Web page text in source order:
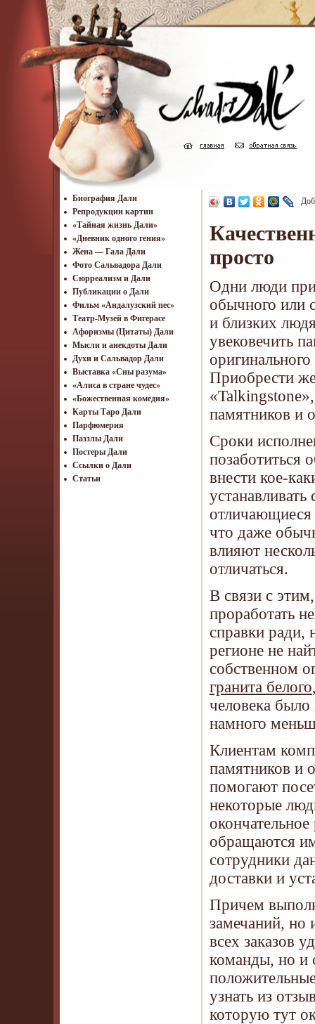
Биография Дали
Репродукции картин
«Тайная жизнь Дали»
«Дневник одного гения»
Жена — Гала Дали
Фото Сальвадора Дали
Cюрреализм и Дали
Публикации о Дали
Фильм «Андалузский пес»
Театр-Музей в Фигерасе
Афоризмы (Цитаты) Дали
Мысли и анекдоты Дали
Духи и Сальвадор Дали
Выставка «Сны разума»
«Алиса в стране чудес»
«Божественная комедия»
Карты Таро Дали
Парфюмерия
Паззлы Дали
Постеры Дали
Ссылки о Дали
Статьи
просто
Одни люди
обычного или
и близких
увековечить
Приобрести
памятников и
Сроки
позаботиться
внести кое-
отличающиеся
что даже
влияют
отличаться.
В связи с
проработать
справки ради,
регионе не
собственном
гранита белого
человека
намного
Клиентам
памятников и
помогают
некоторые
обращаются
сотрудники
доставки и
Причем
замечаний, но
всех заказов
команды, но и
узнать из
которую тут